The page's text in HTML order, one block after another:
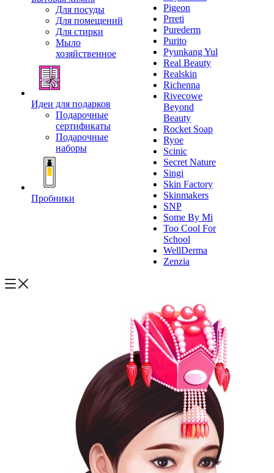
Для посуды
Для помещений
Для стирки
Мыло
хозяйственное
Идеи для подарков
Подарочные
сертификаты
Подарочные
наборы
Пробники
Pigeon
Prreti
Purederm
Purito
Pyunkang Yul
Real Beauty
Realskin
Richenna
Rivecowe
Beyond
Beauty
Rocket Soap
Ryoe
Scinic
Secret Nature
Singi
Skin Factory
Skinmakers
SNP
Some By Mi
Too Cool For
School
WellDerma
Zenzia